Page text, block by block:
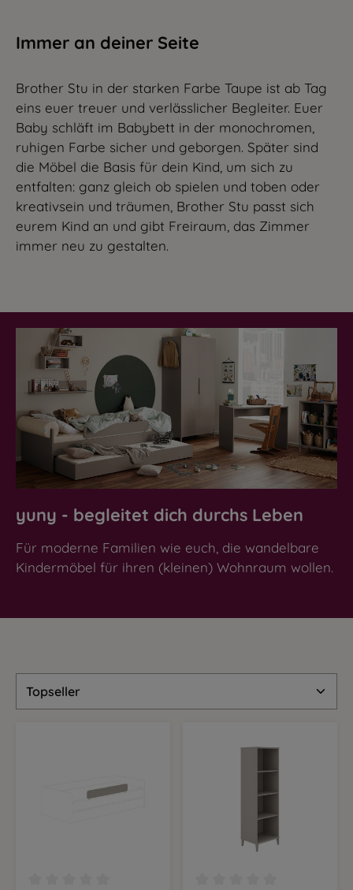
Immer an deiner Seite
Brother Stu in der starken Farbe Taupe ist ab Tag
eins euer treuer und verlässlicher Begleiter. Euer
Baby schläft im Babybett in der monochromen,
ruhigen Farbe sicher und geborgen. Später sind
die Möbel die Basis für dein Kind, um sich zu
entfalten: ganz gleich ob spielen und toben oder
kreativsein und träumen, Brother Stu passt sich
eurem Kind an und gibt Freiraum, das Zimmer
immer neu zu gestalten.
yuny - begleitet dich durchs Leben
Für moderne Familien wie euch, die wandelbare
Kindermöbel für ihren (kleinen) Wohnraum wollen.